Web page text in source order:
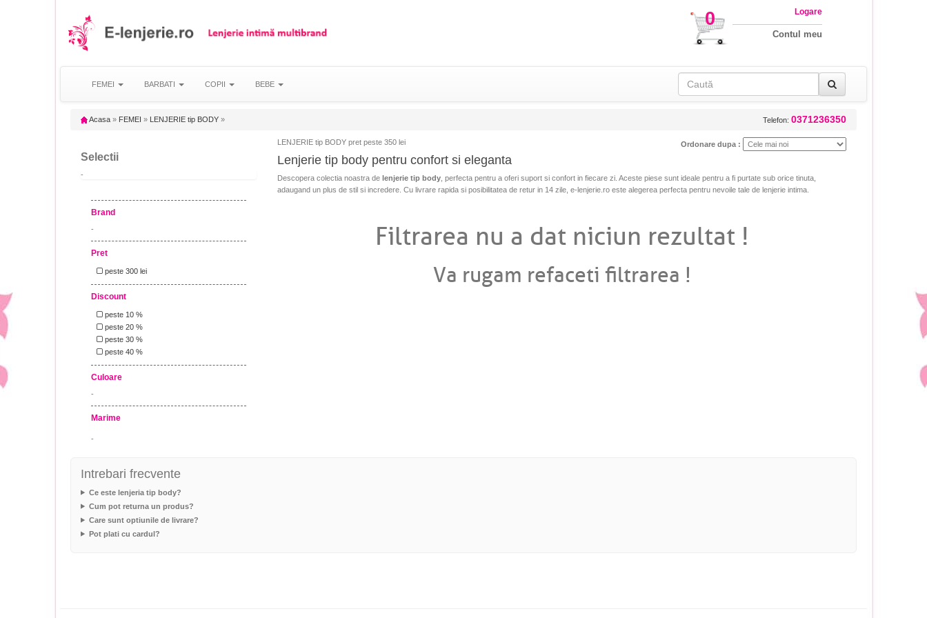
0 Logare
Contul meu
FEMEI BARBATI COPII BEBE
Acasa » FEMEI » LENJERIE tip BODY » Telefon: 0371236350
Selectii
-
Brand
-
Pret
peste 300 lei
Discount
peste 10 %
peste 20 %
peste 30 %
peste 40 %
Culoare
-
Marime
-
LENJERIE tip BODY pret peste 350 lei Ordonare dupa :
Lenjerie tip body pentru confort si eleganta
Descopera colectia noastra de lenjerie tip body , perfecta pentru a oferi suport si confort in fiecare zi. Aceste piese sunt ideale pentru a fi purtate sub orice tinuta,
adaugand un plus de stil si incredere. Cu livrare rapida si posibilitatea de retur in 14 zile, e-lenjerie.ro este alegerea perfecta pentru nevoile tale de lenjerie intima.
Filtrarea nu a dat niciun rezultat !
Va rugam refaceti filtrarea !
Intrebari frecvente
Ce este lenjeria tip body?
Cum pot returna un produs?
Care sunt optiunile de livrare?
Pot plati cu cardul?